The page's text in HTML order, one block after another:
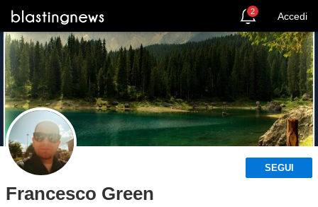
2 Accedi
SEGUI
Francesco Green